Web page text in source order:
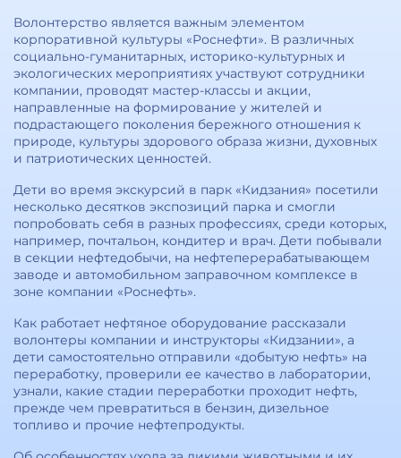
Волонтерство является важным элементом
корпоративной культуры «Роснефти». В различных
социально-гуманитарных, историко-культурных и
экологических мероприятиях участвуют сотрудники
компании, проводят мастер-классы и акции,
направленные на формирование у жителей и
подрастающего поколения бережного отношения к
природе, культуры здорового образа жизни, духовных
и патриотических ценностей.
Дети во время экскурсий в парк «Кидзания» посетили
несколько десятков экспозиций парка и смогли
попробовать себя в разных профессиях, среди которых,
например, почтальон, кондитер и врач. Дети побывали
в секции нефтедобычи, на нефтеперерабатывающем
заводе и автомобильном заправочном комплексе в
зоне компании «Роснефть».
Как работает нефтяное оборудование рассказали
волонтеры компании и инструкторы «Кидзании», а
дети самостоятельно отправили «добытую нефть» на
переработку, проверили ее качество в лаборатории,
узнали, какие стадии переработки проходит нефть,
прежде чем превратиться в бензин, дизельное
топливо и прочие нефтепродукты.